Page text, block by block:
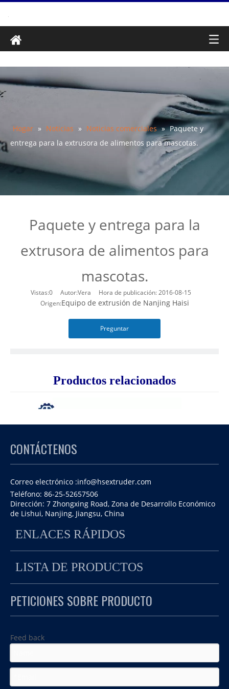
Hogar » Noticias » Noticias comerciales » Paquete y
entrega para la extrusora de alimentos para mascotas.
Paquete y entrega para la
extrusora de alimentos para
mascotas.
Vistas:0Autor:Vera Hora de publicación: 2016-08-15
Origen:Equipo de extrusión de Nanjing Haisi
Preguntar
Pegando marcas de envío en las cajas de madera.
Productos relacionados
75 para perros
CONTÁCTENOS
Correo electrónico :info@hsextruder.com
Teléfono: 86-25-52657506
Dirección: 7 Zhongxing Road, Zona de Desarrollo Económico
de Lishui, Nanjing, Jiangsu, China
ENLACES RÁPIDOS
LISTA DE PRODUCTOS
PETICIONES SOBRE PRODUCTO
Feed back